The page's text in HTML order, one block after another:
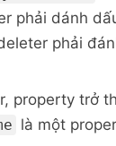
.full_name ,
phải dánh
phải
property trở
là một